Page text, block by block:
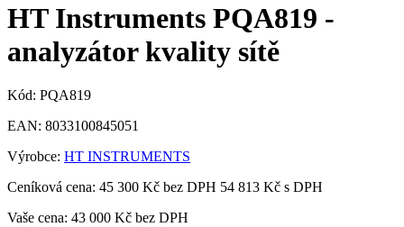
HT Instruments PQA819 -
analyzátor kvality sítě
Kód: PQA819
EAN: 8033100845051
Výrobce: HT INSTRUMENTS
Ceníková cena: 45 300 Kč bez DPH 54 813 Kč s DPH
Vaše cena: 43 000 Kč bez DPH